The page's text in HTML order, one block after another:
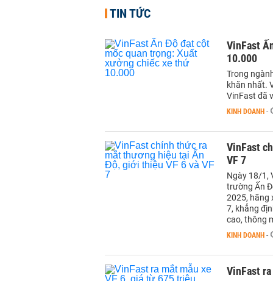
TIN TỨC
VinFast
10.000
Trong
khăn nhất.
VinFast đã
KINH DOANH -
VinFast
VF 7
Ngày 18/1,
trường Ấn
2025, hãng
7, khẳng
cao, thông
KINH DOANH -
VinFast